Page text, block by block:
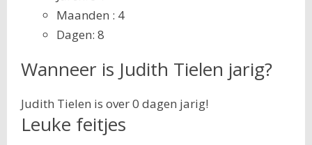
Maanden : 4
Dagen: 8
Wanneer is Judith Tielen jarig?
Judith Tielen is over 0 dagen jarig!
Leuke feitjes